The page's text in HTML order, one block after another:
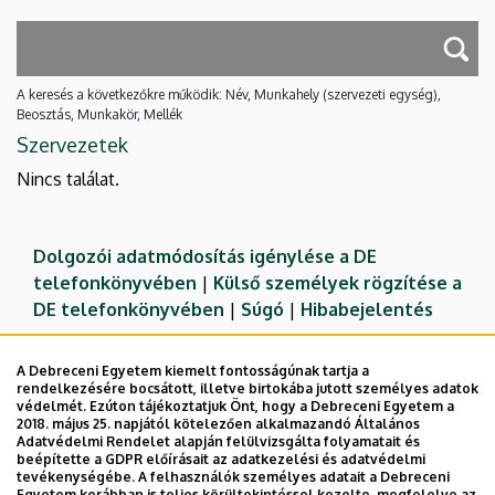
A keresés a következőkre működik: Név, Munkahely (szervezeti egység),
Beosztás, Munkakör, Mellék
Szervezetek
Nincs találat.
Dolgozói adatmódosítás igénylése a DE
telefonkönyvében | Külső személyek rögzítése a
DE telefonkönyvében | Súgó | Hibabejelentés
A Debreceni Egyetem kiemelt fontosságúnak tartja a
rendelkezésére bocsátott, illetve birtokába jutott személyes adatok
védelmét. Ezúton tájékoztatjuk Önt, hogy a Debreceni Egyetem a
2018. május 25. napjától kötelezően alkalmazandó Általános
Adatvédelmi Rendelet alapján felülvizsgálta folyamatait és
beépítette a GDPR előírásait az adatkezelési és adatvédelmi
tevékenységébe. A felhasználók személyes adatait a Debreceni